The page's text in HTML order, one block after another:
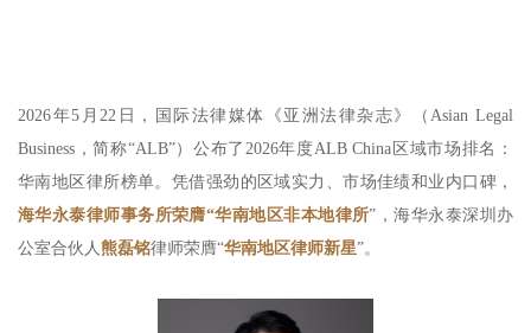
2026年5月22日，国际法律媒体《亚洲法律杂志》（Asian Legal
Business，简称“ALB”）公布了2026年度ALB China区域市场排名：
华南地区律所榜单。凭借强劲的区域实力、市场佳绩和业内口碑，
海华永泰律师事务所荣膺“华南地区非本地律所”，海华永泰深圳办
公室合伙人熊磊铭律师荣膺“华南地区律师新星”。